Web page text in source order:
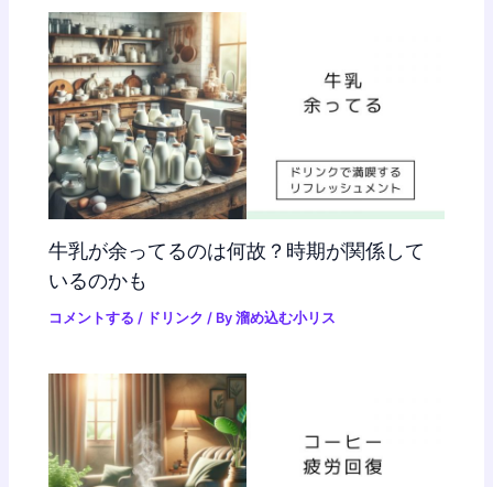
牛乳が余ってるのは何故？時期が関係して
いるのかも
コメントする / ドリンク / By溜め込む小リス